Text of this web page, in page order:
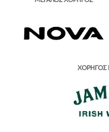
ΧΟΡΗΓΟΣ